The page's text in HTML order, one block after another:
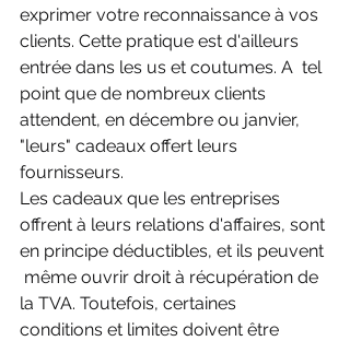
exprimer votre reconnaissance à vos
clients. Cette pratique est d'ailleurs
entrée dans les us et coutumes. A  tel
point que de nombreux clients
attendent, en décembre ou janvier,
"leurs" cadeaux offert leurs
fournisseurs.
Les cadeaux que les entreprises
offrent à leurs relations d'affaires, sont
en principe déductibles, et ils peuvent
même ouvrir droit à récupération de
la TVA. Toutefois, certaines
conditions et limites doivent être